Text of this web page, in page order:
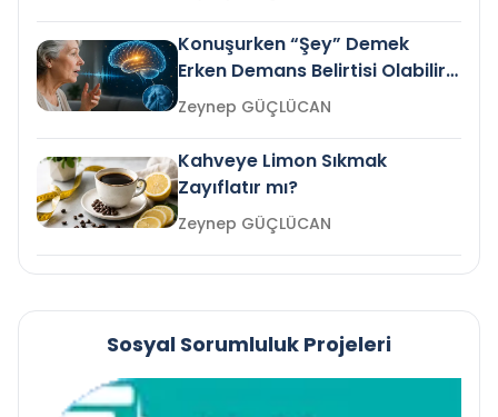
Konuşurken “Şey” Demek
Erken Demans Belirtisi Olabilir
mi?
Zeynep GÜÇLÜCAN
Kahveye Limon Sıkmak
Zayıflatır mı?
Zeynep GÜÇLÜCAN
Sosyal Sorumluluk Projeleri